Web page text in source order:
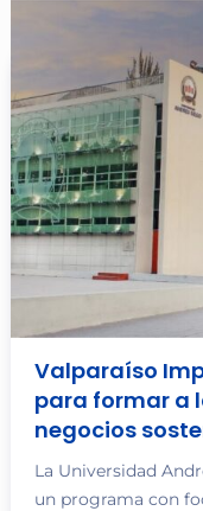
Valparaíso
para formar a
negocios
La Universidad
un programa con